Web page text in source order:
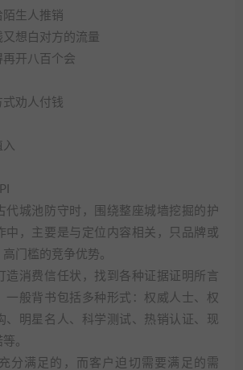
陌生人推销
又想白对方的流量
再开八百个会
式劝人付钱
入
代城池防守时，围绕整座城墙挖掘的护
中，主要是与定位内容相关，只品牌或
门槛的竞争优势。
造消费信任状，找到各种证据证明所言
一般背书包括多种形式：权威人士、权
、明星名人、科学测试、热销认证、现
。
分满足的，而客户迫切需要满足的需